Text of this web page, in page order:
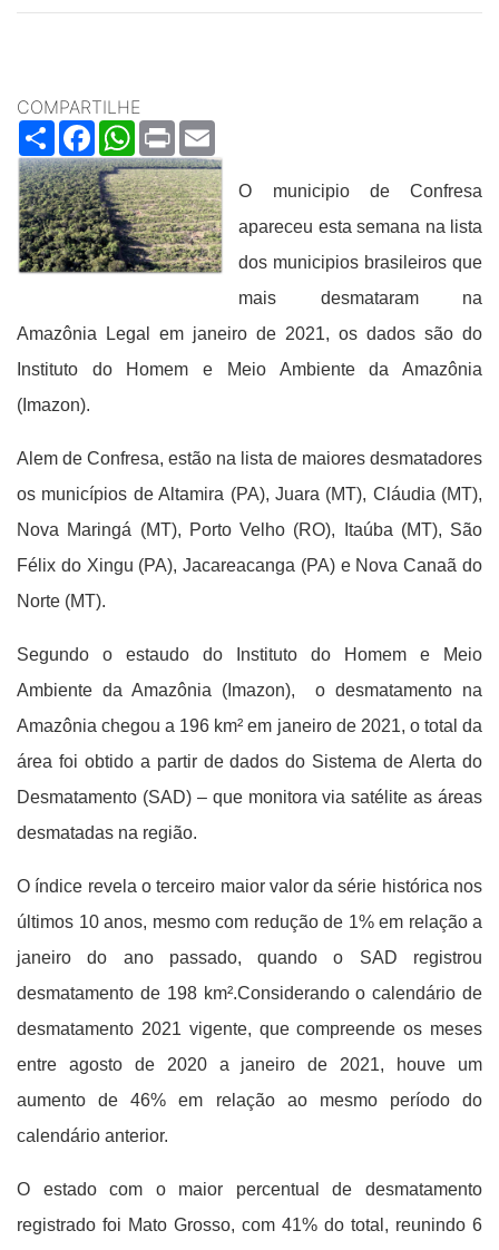
COMPARTILHE
ShareFacebookWhatsApp
Print
O municipio de Confresa
apareceu esta semana na lista
dos municipios brasileiros que
mais desmataram na
Amazônia Legal em janeiro de 2021, os dados são do
Instituto do Homem e Meio Ambiente da Amazônia
(Imazon).
Alem de Confresa, estão na lista de maiores desmatadores
os municípios de Altamira (PA), Juara (MT), Cláudia (MT),
Nova Maringá (MT), Porto Velho (RO), Itaúba (MT), São
Félix do Xingu (PA), Jacareacanga (PA) e Nova Canaã do
Norte (MT).
Segundo o estaudo do Instituto do Homem e Meio
Ambiente da Amazônia (Imazon), o desmatamento na
Amazônia chegou a 196 km² em janeiro de 2021, o total da
área foi obtido a partir de dados do Sistema de Alerta do
Desmatamento (SAD) – que monitora via satélite as áreas
desmatadas na região.
O índice revela o terceiro maior valor da série histórica nos
últimos 10 anos, mesmo com redução de 1% em relação a
janeiro do ano passado, quando o SAD registrou
desmatamento de 198 km².Considerando o calendário de
desmatamento 2021 vigente, que compreende os meses
entre agosto de 2020 a janeiro de 2021, houve um
aumento de 46% em relação ao mesmo período do
calendário anterior.
O estado com o maior percentual de desmatamento
registrado foi Mato Grosso, com 41% do total, reunindo 6